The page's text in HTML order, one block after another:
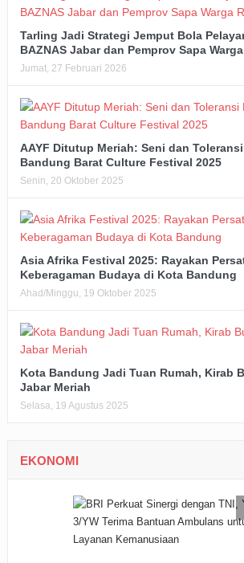
Tarling Jadi Strategi Jemput Bola
BAZNAS Jabar dan Pemprov Sapa
Jumat, 27 Februari 2026
AAYF Ditutup Meriah: Seni dan
Bandung Barat Culture Festival 2025
Senin, 20 Oktober 2025
Asia Afrika Festival 2025: Rayakan
Keberagaman Budaya di Kota Bandung
Ahad/Minggu, 19 Oktober 2025
Kota Bandung Jadi Tuan Rumah, Kirab
Jabar Meriah
Selasa, 19 Agustus 2025
EKONOMI